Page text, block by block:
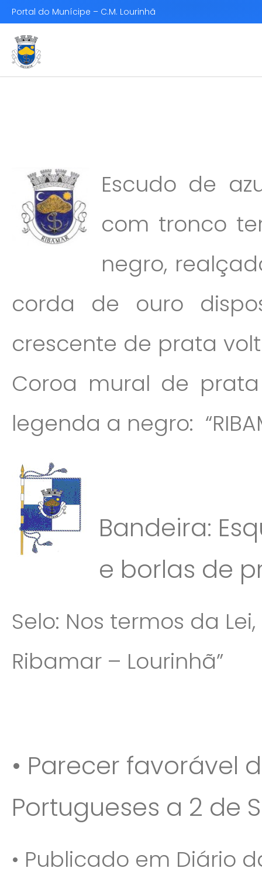
Portal do Munícipe – C.M. Lourinhã
Escudo de
com tronco
negro,
corda de ouro
crescente de prata
Coroa mural de
legenda a negro:
Bandeira:
e borlas de
Selo: Nos termos da
Ribamar – Lourinhã”
• Parecer favorável
Portugueses a 2 de
• Publicado em Diário